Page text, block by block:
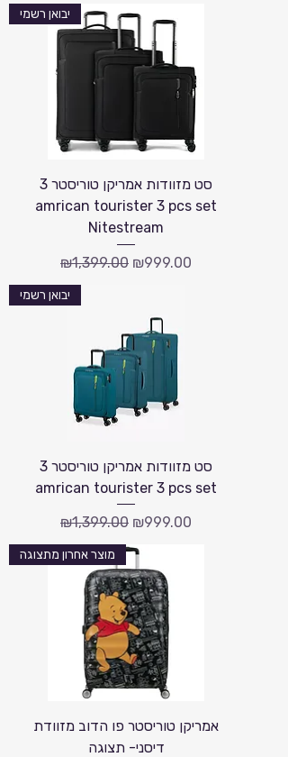
יבואן רשמי
סט מזוודות אמריקן טוריסטר 3
amrican tourister 3 pcs set
Nitestream
Regular Price
₪1,399.00 Sale Price
₪999.00
יבואן רשמי
סט מזוודות אמריקן טוריסטר 3
amrican tourister 3 pcs set
Regular Price
₪1,399.00 Sale Price
₪999.00
מוצר אחרון מתצוגה
אמריקן טוריסטר פו הדוב מזוודת
דיסני- תצוגה